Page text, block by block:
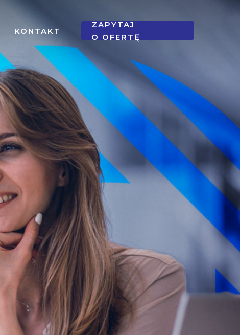
KONTAKT
ZAPYTAJ
O OFERTĘ
zmienić w firmie,
możemy to dla Ciebie osiągnąć: